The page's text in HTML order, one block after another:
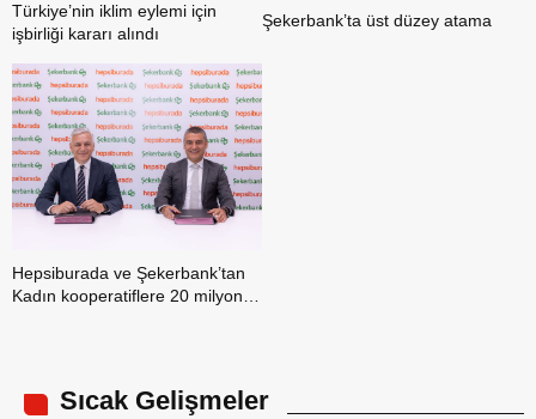
Türkiye’nin iklim eylemi için
işbirliği kararı alındı
Şekerbank’ta üst düzey atama
Hepsiburada ve Şekerbank’tan
Kadın kooperatiflere 20 milyon
Sıcak Gelişmeler